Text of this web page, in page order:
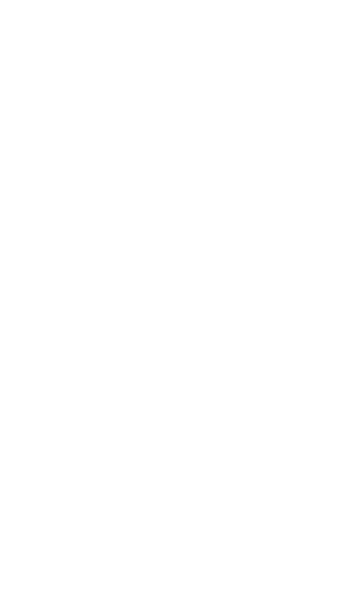
auditorios y restaurante.